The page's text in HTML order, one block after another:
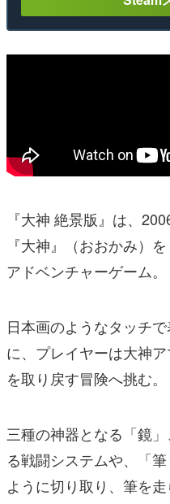
『大神 絶景版』は、
『大神』（おおかみ）
アドベンチャーゲーム。
日本画のようなタッチ
に、プレイヤーは大神
を取り戻す冒険へ挑む。
三種の神器となる「鏡
る戦闘システムや、「
ように切り取り、筆を